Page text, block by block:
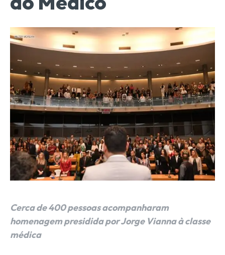
Cerca de 400 pessoas acompanharam
homenagem presidida por Jorge Vianna à classe
médica